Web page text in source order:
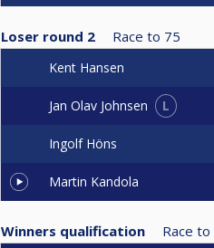
Loser round 2 Race to 75
Kent Hansen
Jan Olav Johnsen L
Ingolf Höns
Martin Kandola
Winners qualification Race to